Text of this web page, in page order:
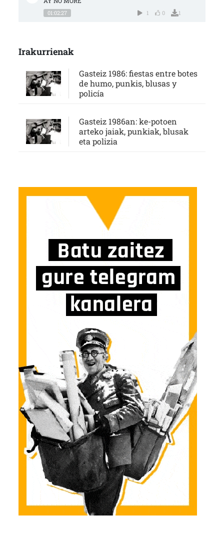
01:02:27 1 0 1
Irakurrienak
Gasteiz 1986: fiestas entre botes
de humo, punkis, blusas y
policía
Gasteiz 1986an: ke-potoen
arteko jaiak, punkiak, blusak
eta polizia